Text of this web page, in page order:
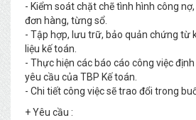
- Kiểm soát chặt chẽ tình hình công
đơn hàng, từng sổ.
- Tập hợp, lưu trữ, bảo quản chứng từ
liệu kế toán.
- Thực hiện các báo cáo công việc
yêu cầu của TBP Kế toán.
- Chi tiết công việc sẽ trao đổi trong
+ Yêu cầu :